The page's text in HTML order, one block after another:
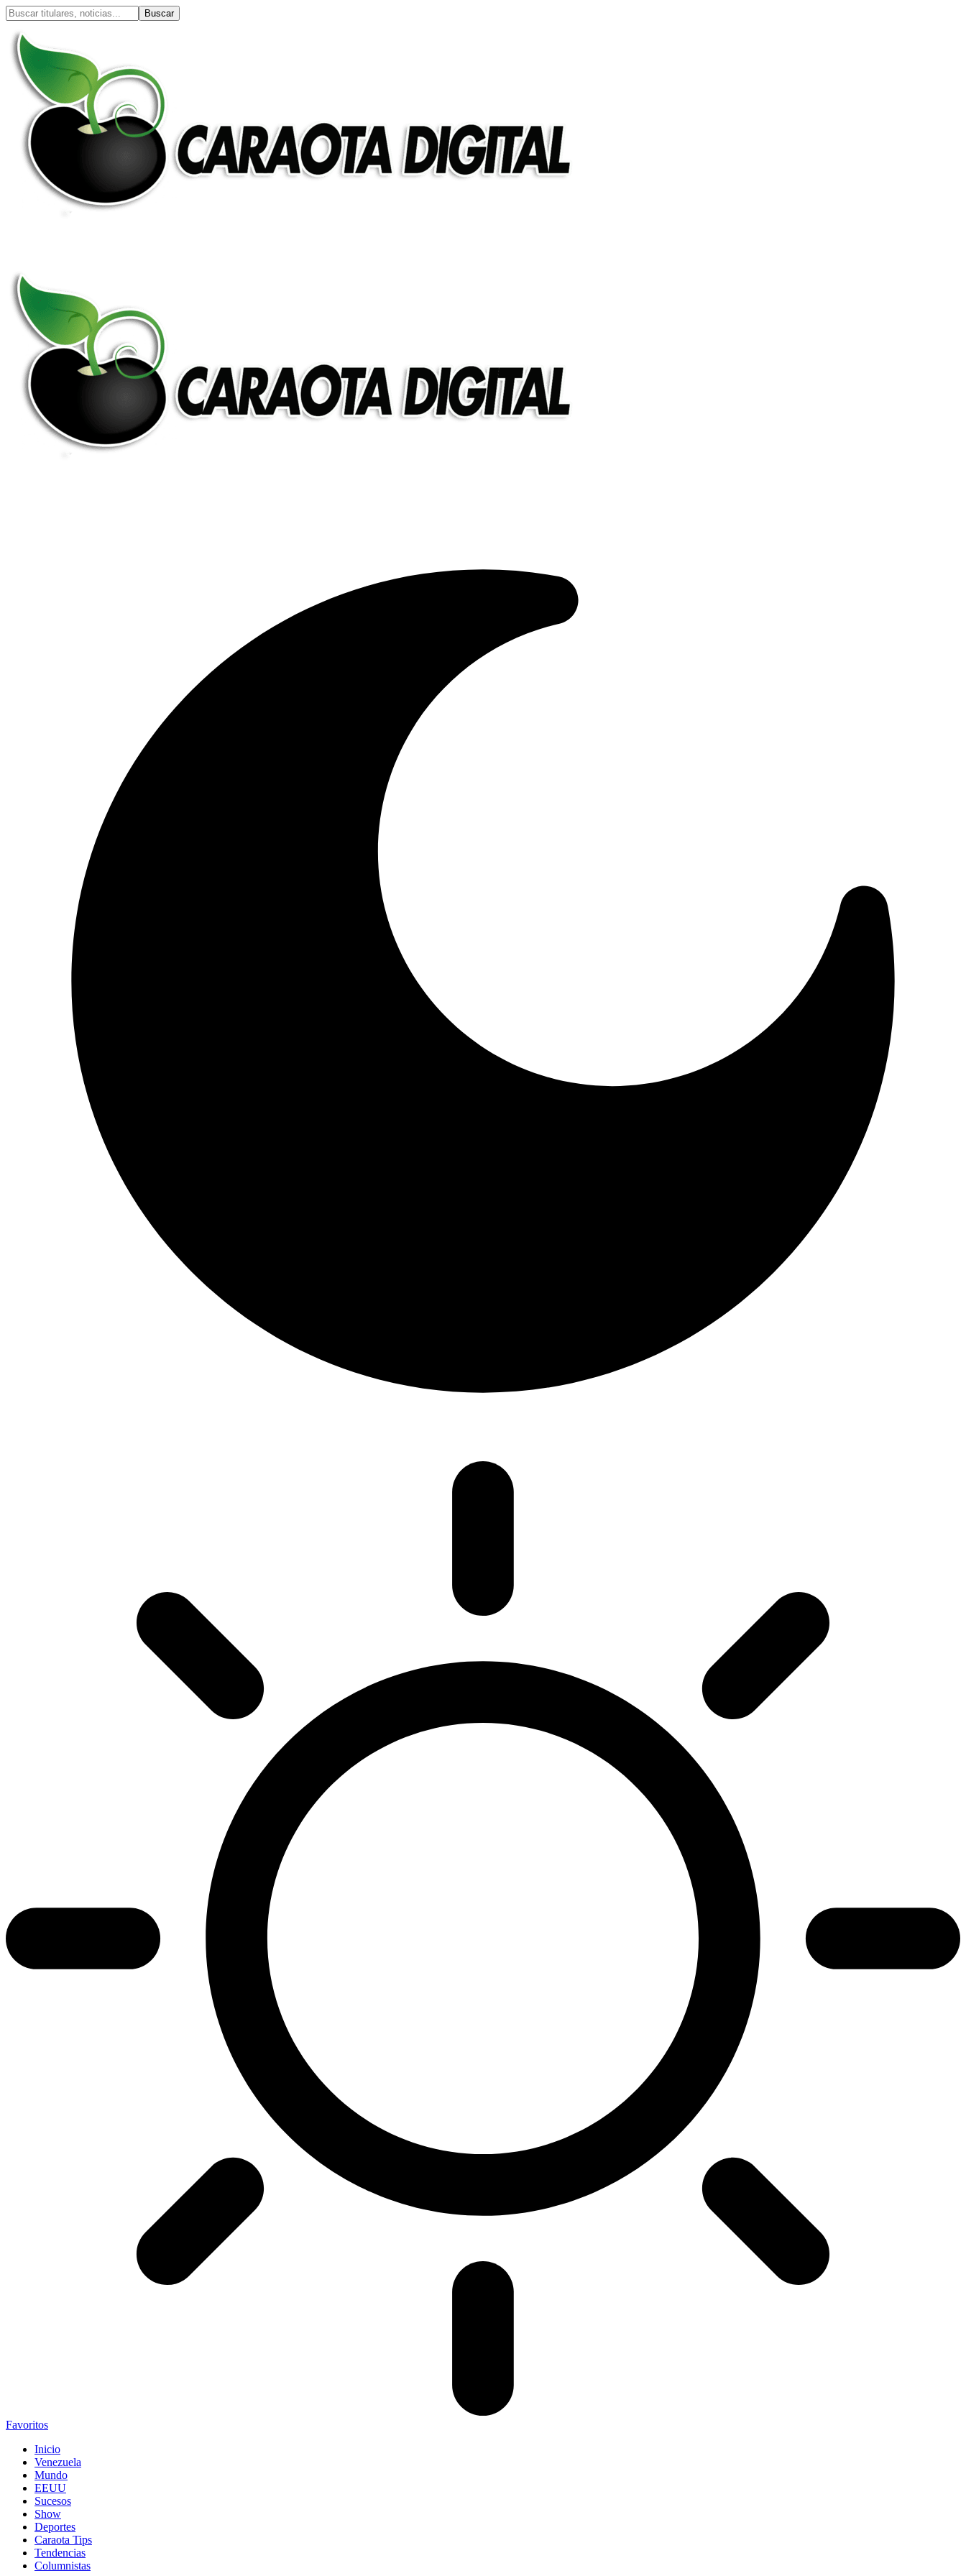
Favoritos
Inicio
Venezuela
Mundo
EEUU
Sucesos
Show
Deportes
Caraota Tips
Tendencias
Columnistas